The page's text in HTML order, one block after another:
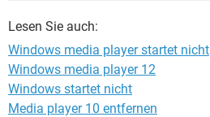
Lesen Sie auch:
Windows media player startet nicht
Windows media player 12
Windows startet nicht
Media player 10 entfernen